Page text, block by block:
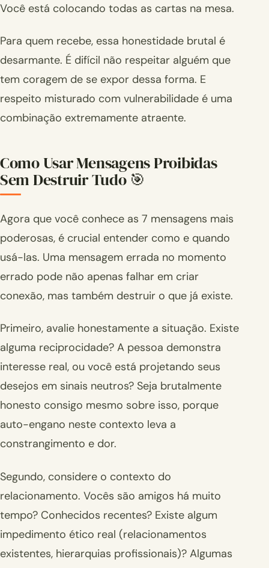
Você está colocando todas as cartas na mesa.
Para quem recebe, essa honestidade brutal é
desarmante. É difícil não respeitar alguém que
tem coragem de se expor dessa forma. E
respeito misturado com vulnerabilidade é uma
combinação extremamente atraente.
Como Usar Mensagens Proibidas
Sem Destruir Tudo 🎯
Agora que você conhece as 7 mensagens mais
poderosas, é crucial entender como e quando
usá-las. Uma mensagem errada no momento
errado pode não apenas falhar em criar
conexão, mas também destruir o que já existe.
Primeiro, avalie honestamente a situação. Existe
alguma reciprocidade? A pessoa demonstra
interesse real, ou você está projetando seus
desejos em sinais neutros? Seja brutalmente
honesto consigo mesmo sobre isso, porque
auto-engano neste contexto leva a
constrangimento e dor.
Segundo, considere o contexto do
relacionamento. Vocês são amigos há muito
tempo? Conhecidos recentes? Existe algum
impedimento ético real (relacionamentos
existentes, hierarquias profissionais)? Algumas